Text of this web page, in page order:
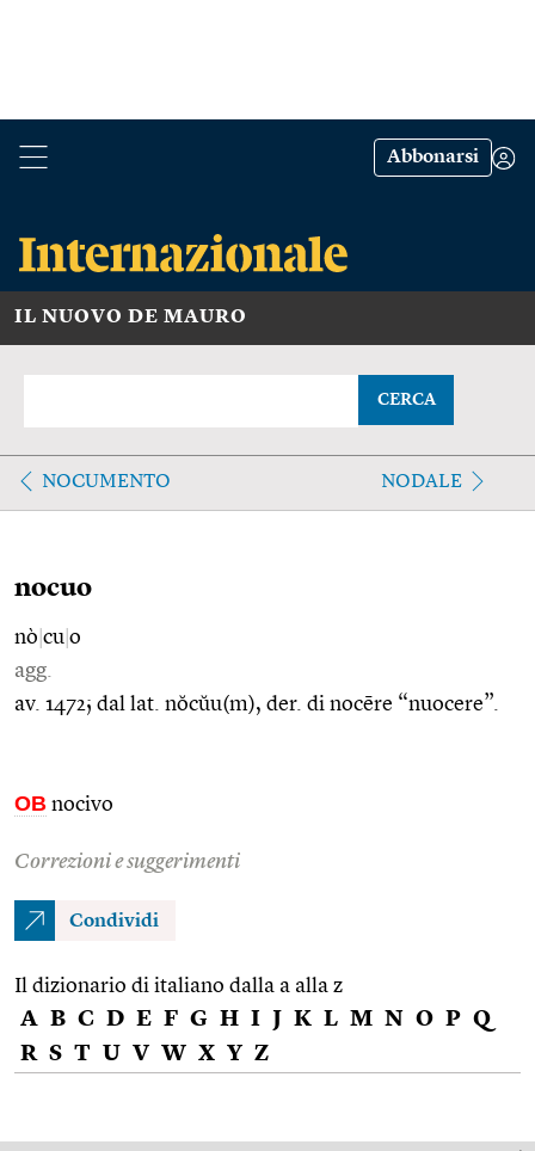
Abbonarsi
IL NUOVO DE MAURO
CERCA
NOCUMENTO NODALE
nocuo
nò cu o
agg.
av. 1472; dal lat. nŏcŭu(m), der. di nocēre “nuocere”.
OB nocivo
Correzioni e suggerimenti
Condividi
Il dizionario di italiano dalla a alla z
A B C D E F G H I J K L M N O P Q
R S T U V W X Y Z